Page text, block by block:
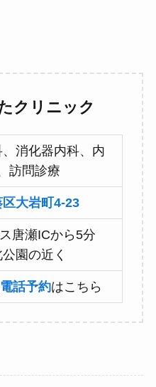
クリニック
消化器内科、内
訪問診療
大岩町4-23
唐瀬ICから5分
園の近く
電話予約はこちら